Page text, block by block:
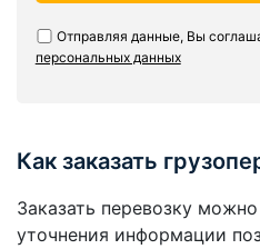
Отправляя данные, Вы
персональных данных
Как заказать
Заказать перевозку
уточнения информации